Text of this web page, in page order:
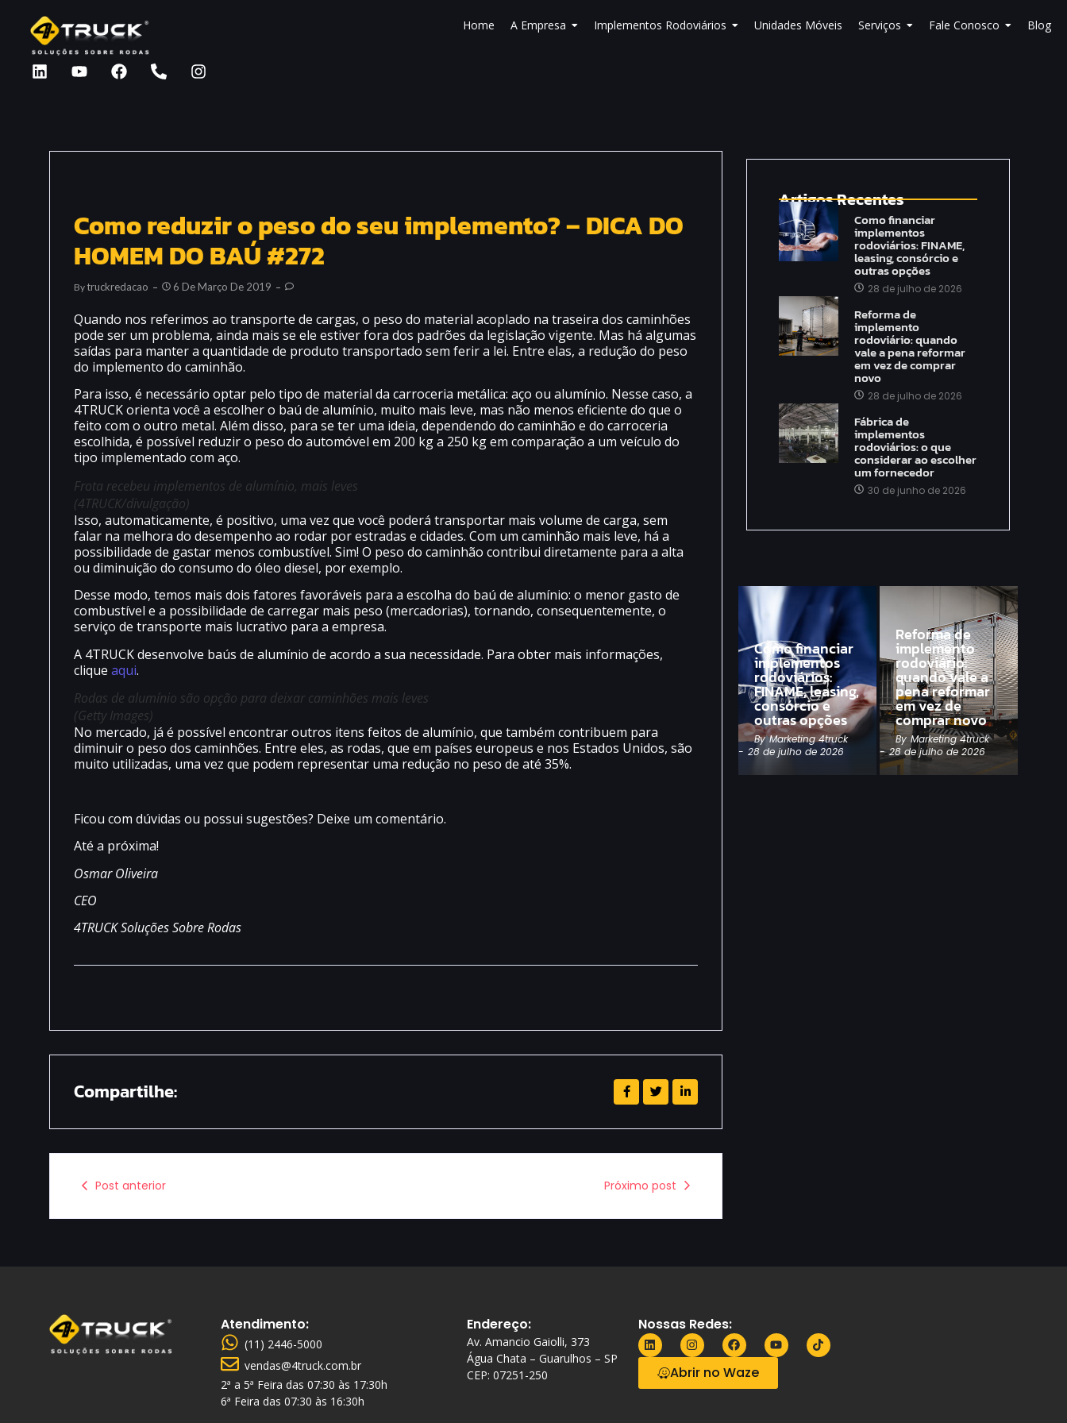
Home A Empresa Implementos Rodoviários Unidades Móveis Serviços Fale Conosco Blog
Como reduzir o peso do seu implemento? – DICA DO
HOMEM DO BAÚ #272
ByTruckredacao 6 De Março De 2019
Quando nos referimos ao transporte de cargas, o peso do material acoplado na traseira dos caminhões
pode ser um problema, ainda mais se ele estiver fora dos padrões da legislação vigente. Mas há algumas
saídas para manter a quantidade de produto transportado sem ferir a lei. Entre elas, a redução do peso
do implemento do caminhão.
Para isso, é necessário optar pelo tipo de material da carroceria metálica: aço ou alumínio. Nesse caso, a
4TRUCK orienta você a escolher o baú de alumínio, muito mais leve, mas não menos eficiente do que o
feito com o outro metal. Além disso, para se ter uma ideia, dependendo do caminhão e do carroceria
escolhida, é possível reduzir o peso do automóvel em 200 kg a 250 kg em comparação a um veículo do
tipo implementado com aço.
Frota recebeu implementos de alumínio, mais leves
(4TRUCK/divulgação)
Isso, automaticamente, é positivo, uma vez que você poderá transportar mais volume de carga, sem
falar na melhora do desempenho ao rodar por estradas e cidades. Com um caminhão mais leve, há a
possibilidade de gastar menos combustível. Sim! O peso do caminhão contribui diretamente para a alta
ou diminuição do consumo do óleo diesel, por exemplo.
Desse modo, temos mais dois fatores favoráveis para a escolha do baú de alumínio: o menor gasto de
combustível e a possibilidade de carregar mais peso (mercadorias), tornando, consequentemente, o
serviço de transporte mais lucrativo para a empresa.
A 4TRUCK desenvolve baús de alumínio de acordo a sua necessidade. Para obter mais informações,
clique aqui.
Rodas de alumínio são opção para deixar caminhões mais leves
(Getty Images)
No mercado, já é possível encontrar outros itens feitos de alumínio, que também contribuem para
diminuir o peso dos caminhões. Entre eles, as rodas, que em países europeus e nos Estados Unidos, são
muito utilizadas, uma vez que podem representar uma redução no peso de até 35%.
Ficou com dúvidas ou possui sugestões? Deixe um comentário.
Até a próxima!
Osmar Oliveira
CEO
4TRUCK Soluções Sobre Rodas
Compartilhe:
Post anterior Próximo post
Artigos Recentes
Como financiar
implementos
rodoviários: FINAME,
leasing, consórcio e
outras opções
28 de julho de 2026
Reforma de
implemento
rodoviário: quando
vale a pena reformar
em vez de comprar
novo
28 de julho de 2026
Fábrica de
implementos
rodoviários: o que
considerar ao escolher
um fornecedor
30 de junho de 2026
Como financiar
implementos
rodoviários:
FINAME, leasing,
consórcio e
outras opções
By Marketing 4truck
- 28 de julho de 2026
Reforma de
implemento
rodoviário:
quando vale a
pena reformar
em vez de
comprar novo
By Marketing 4truck
- 28 de julho de 2026
Atendimento:
(11) 2446-5000
vendas@4truck.com.br
2ª a 5ª Feira das 07:30 às 17:30h
6ª Feira das 07:30 às 16:30h
Endereço:
Av. Amancio Gaiolli, 373
Água Chata – Guarulhos – SP
CEP: 07251-250
Nossas Redes:
Abrir no Waze